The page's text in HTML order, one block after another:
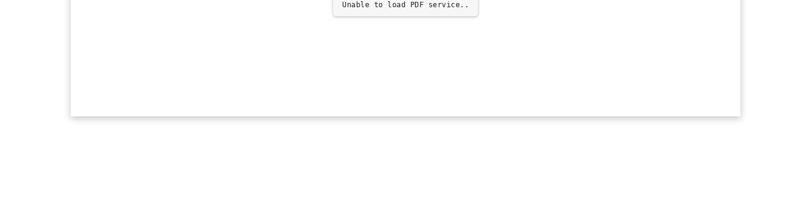
Unable to load PDF service..